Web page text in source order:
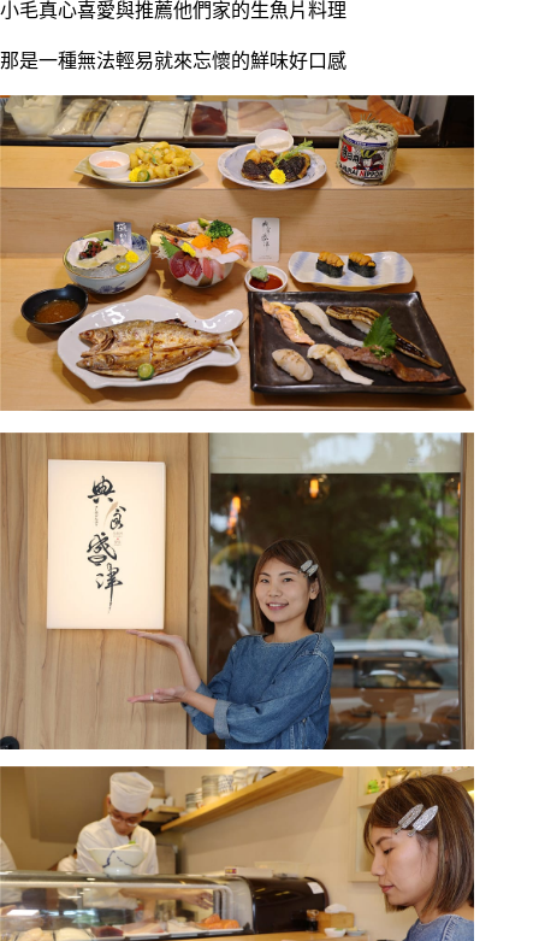
小毛真心喜愛與推薦他們家的生魚片料理
那是一種無法輕易就來忘懷的鮮味好口感